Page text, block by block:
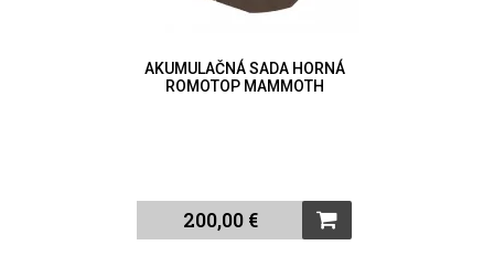
AKUMULAČNÁ SADA HORNÁ
ROMOTOP MAMMOTH
200,00 €